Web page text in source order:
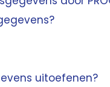
uitoefenen?